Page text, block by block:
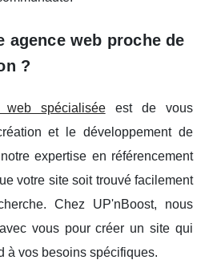
agence web proche de
?
spécialiséeest de vous
et le développement de
expertise en référencement
votre site soit trouvé facilement
Chez UP'nBoost, nous
vous pour créer un site qui
à vos besoins spécifiques.